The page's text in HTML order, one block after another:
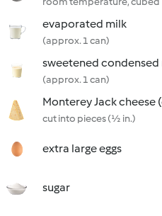
evaporated milk
(approx. 1 can)
sweetened condensed
(approx. 1 can)
Monterey Jack cheese
cut into pieces (½ in.)
extra large eggs
sugar